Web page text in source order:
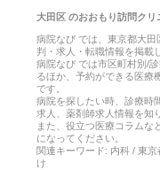
大田区のおおもり訪問クリ
病院なび では、 東京都大田
判・求人・転職情報を掲載
病院なび では市区町村別/
るほか、予約ができる医療
です。
病院を探したい時、診療時
求人、薬剤師求人情報を知
また、役立つ医療コラムな
になってください。
関連キーワード: 内科 / 東
け